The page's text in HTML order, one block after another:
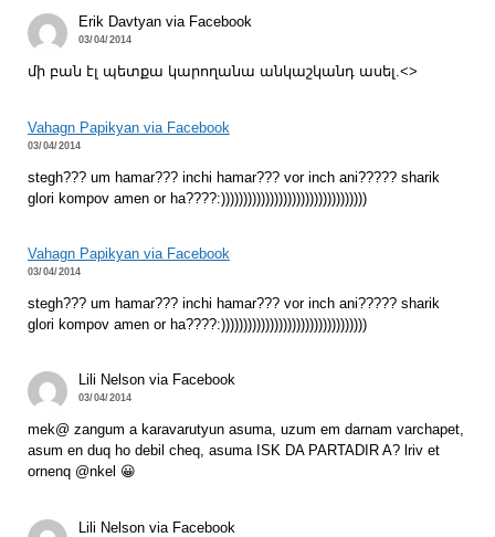
Erik Davtyan via Facebook
03/04/2014
մի բան էլ պետքա կարողանա անկաշկանդ ասել.<>
Vahagn Papikyan via Facebook
03/04/2014
stegh??? um hamar??? inchi hamar??? vor inch ani????? sharik
glori kompov amen or ha????:)))))))))))))))))))))))))))))))))
Vahagn Papikyan via Facebook
03/04/2014
stegh??? um hamar??? inchi hamar??? vor inch ani????? sharik
glori kompov amen or ha????:)))))))))))))))))))))))))))))))))
Lili Nelson via Facebook
03/04/2014
mek@ zangum a karavarutyun asuma, uzum em darnam varchapet,
asum en duq ho debil cheq, asuma ISK DA PARTADIR A? lriv et
ornenq @nkel 😀
Lili Nelson via Facebook